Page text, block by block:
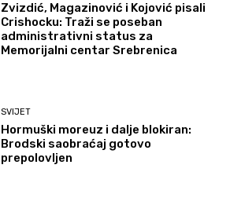
Zvizdić, Magazinović i Kojović pisali
Crishocku: Traži se poseban
administrativni status za
Memorijalni centar Srebrenica
SVIJET
Hormuški moreuz i dalje blokiran:
Brodski saobraćaj gotovo
prepolovljen